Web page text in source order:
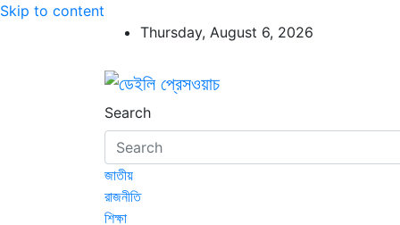
Skip to content
Thursday, August 6, 2026
ডেইলি প্রেসওয়াচ
ডেইলি প্রেসওয়াচ মুক্তিযুদ্ধের চেতনায় উদ্বুদ্ধ
Search
জাতীয়
রাজনীতি
শিক্ষা